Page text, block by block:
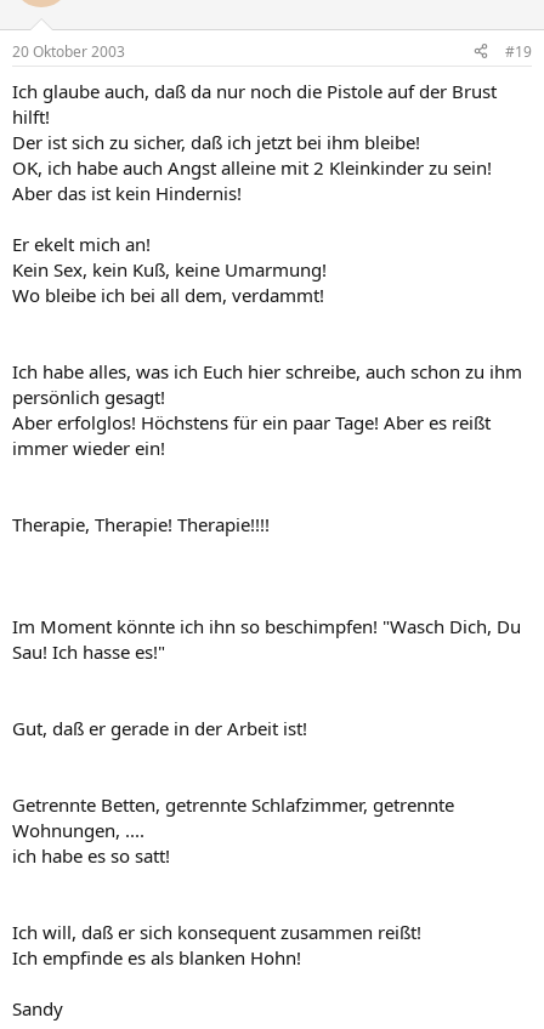
20 Oktober 2003 #19
Ich glaube auch, daß da nur noch die Pistole auf der Brust
hilft!
Der ist sich zu sicher, daß ich jetzt bei ihm bleibe!
OK, ich habe auch Angst alleine mit 2 Kleinkinder zu sein!
Aber das ist kein Hindernis!
Er ekelt mich an!
Kein Sex, kein Kuß, keine Umarmung!
Wo bleibe ich bei all dem, verdammt!
Ich habe alles, was ich Euch hier schreibe, auch schon zu ihm
persönlich gesagt!
Aber erfolglos! Höchstens für ein paar Tage! Aber es reißt
immer wieder ein!
Therapie, Therapie! Therapie!!!!
Im Moment könnte ich ihn so beschimpfen! "Wasch Dich, Du
Sau! Ich hasse es!"
Gut, daß er gerade in der Arbeit ist!
Getrennte Betten, getrennte Schlafzimmer, getrennte
Wohnungen, ....
ich habe es so satt!
Ich will, daß er sich konsequent zusammen reißt!
Ich empfinde es als blanken Hohn!
Sandy